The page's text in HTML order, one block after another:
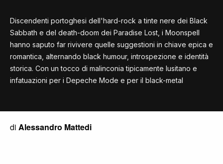
Discendenti portoghesi dell'hard-rock a tinte nere dei Black
Sabbath e del death-doom dei Paradise Lost, i Moonspell
hanno saputo far rivivere quelle suggestioni in chiave epica e
romantica, alternando black humour, introspezione e identità
storica. Con un tocco di malinconia tipicamente lusitano e
infatuazioni per i Depeche Mode e per il black-metal
di Alessandro Mattedi